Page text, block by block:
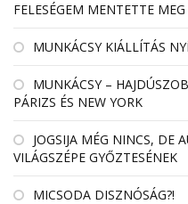
FELESÉGEM MENTETTE
MUNKÁCSY KIÁLLÍTÁS
MUNKÁCSY –
PÁRIZS ÉS NEW YORK
JOGSIJA MÉG NINCS, DE
VILÁGSZÉPE GYŐZTESÉNEK
MICSODA DISZNÓSÁG?!